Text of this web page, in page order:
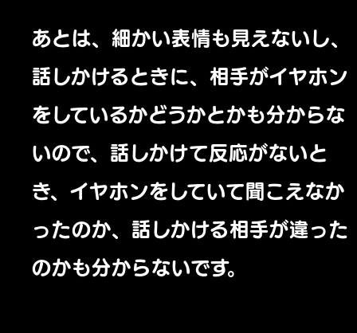
あとは、細かい表情も見えないし、
話しかけるときに、相手がイヤホン
をしているかどうかとかも分からな
いので、話しかけて反応がないと
き、イヤホンをしていて聞こえなか
ったのか、話しかける相手が違った
のかも分からないです。